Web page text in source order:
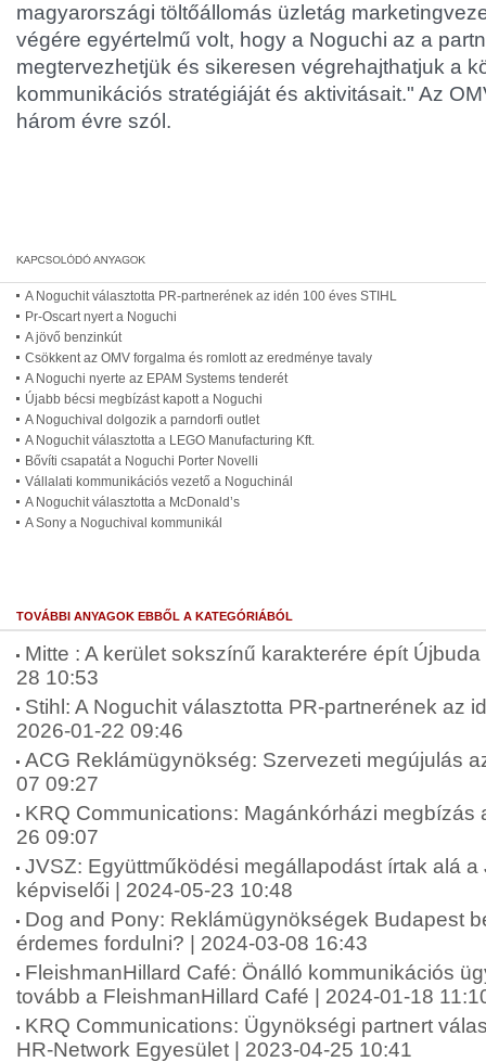
magyarországi töltőállomás üzletág
végére egyértelmű volt, hogy a Noguchi az a
megtervezhetjük és sikeresen végrehajthatjuk a
kommunikációs stratégiáját és aktivitásait." Az
három évre szól.
A Noguchit választotta PR-partnerének az idén 100 éves STIHL
Pr-Oscart nyert a Noguchi
A jövő benzinkút
Csökkent az OMV forgalma és romlott az eredménye tavaly
A Noguchi nyerte az EPAM Systems tenderét
Újabb bécsi megbízást kapott a Noguchi
A Noguchival dolgozik a parndorfi outlet
A Noguchit választotta a LEGO Manufacturing Kft.
Bővíti csapatát a Noguchi Porter Novelli
Vállalati kommunikációs vezető a Noguchinál
A Noguchit választotta a McDonald’s
A Sony a Noguchival kommunikál
TOVÁBBI ANYAGOK EBBŐL A KATEGÓRIÁBÓL
Mitte : A kerület sokszínű karakterére épít
28 10:53
Stihl: A Noguchit választotta PR-partnerének az
2026-01-22 09:46
ACG Reklámügynökség: Szervezeti megújulás
07 09:27
KRQ Communications: Magánkórházi megbízás
26 09:07
JVSZ: Együttműködési megállapodást írtak alá
képviselői | 2024-05-23 10:48
Dog and Pony: Reklámügynökségek Budapest
érdemes fordulni? | 2024-03-08 16:43
FleishmanHillard Café: Önálló kommunikációs
tovább a FleishmanHillard Café | 2024-01-18
KRQ Communications: Ügynökségi partnert
HR-Network Egyesület | 2023-04-25 10:41